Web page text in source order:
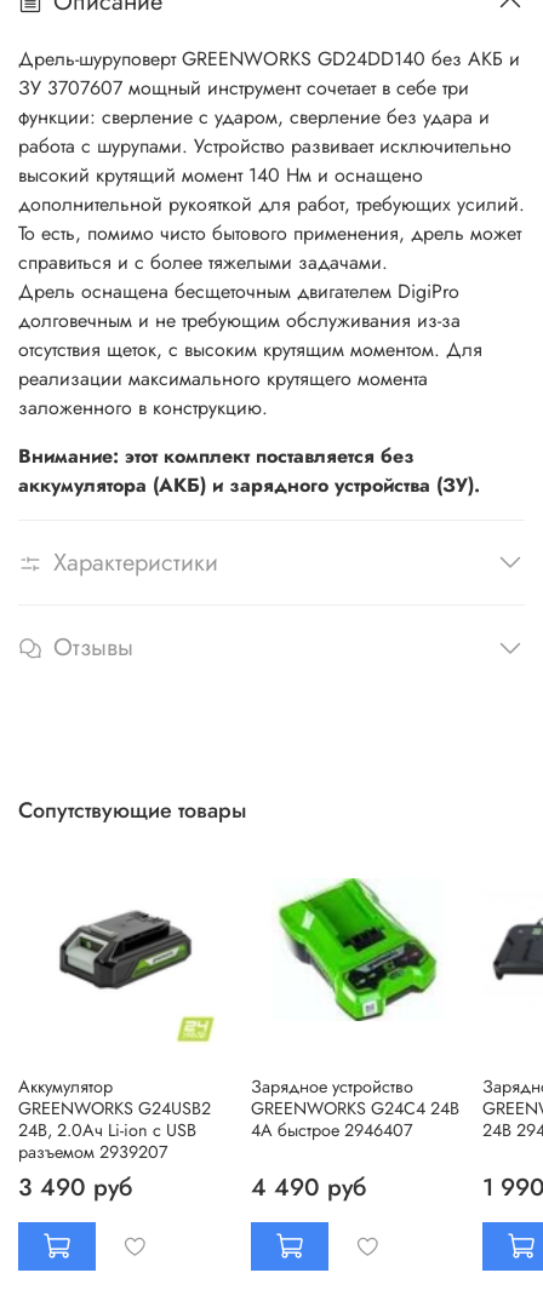
Количество аккумуляторов в комплектенет
Зарядное устройство в комплекте нет
Дополнительная рукояткада
Серия аккумулятораGreenWorks G24
Тип удара тангенциальный
Крепление на ременьда
Индикатор уровня зарядки на корпусе дрелинет
Вес нетто 1.87 кг
Информация об упаковке
Единица товара: Штука
Вес, кг: 2.34
Длина, мм: 295
Ширина, мм: 101
Дрель-шуруповерт GREENWORKS GD24DD140 без АКБ и
ЗУ 3707607 мощный инструмент сочетает в себе три
функции: сверление с ударом, сверление без удара и
работа с шурупами. Устройство развивает исключительно
высокий крутящий момент 140 Нм и оснащено
дополнительной рукояткой для работ, требующих усилий.
То есть, помимо чисто бытового применения, дрель может
справиться и с более тяжелыми задачами.
Дрель оснащена бесщеточным двигателем DigiPro
долговечным и не требующим обслуживания из-за
отсутствия щеток, с высоким крутящим моментом. Для
реализации максимального крутящего момента
заложенного в конструкцию.
Внимание: этот комплект поставляется без
аккумулятора (АКБ) и зарядного устройства (ЗУ).
Характеристики
Отзывы
Сопутствующие товары
Аккумулятор
GREENWORKS G24USB2
24В, 2.0Ач Li-ion с USB
разъемом 2939207
3 490 руб
Зарядное устройство
GREENWORKS G24C4 24B
4A быстрое 2946407
4 490 руб
24В
1